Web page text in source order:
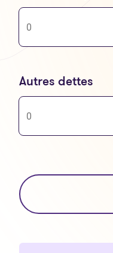
Autres dettes
Vous ne